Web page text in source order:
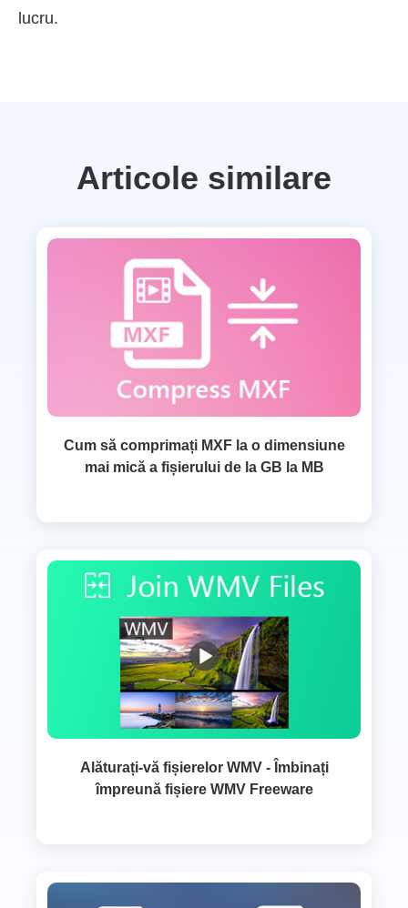
lucru.
Articole similare
Cum să comprimați MXF la o dimensiune
mai mică a fișierului de la GB la MB
Alăturați-vă fișierelor WMV - Îmbinați
împreună fișiere WMV Freeware